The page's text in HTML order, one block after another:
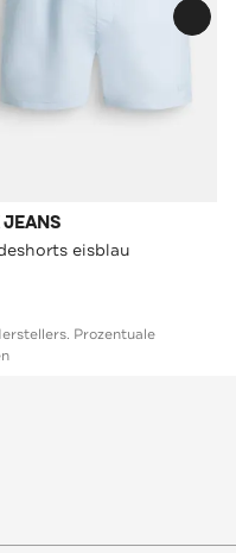
JEANS
eisblau
Prozentuale